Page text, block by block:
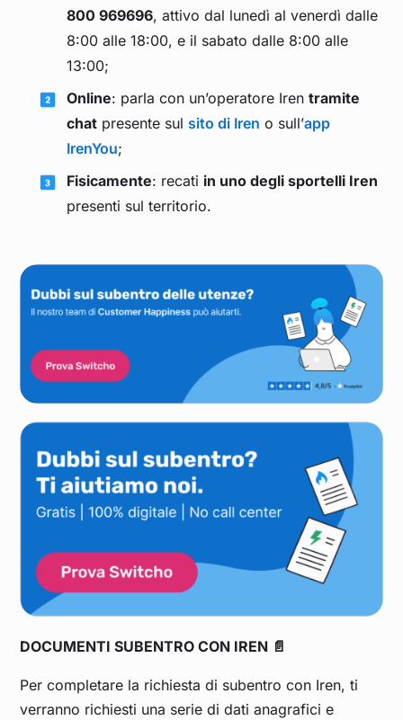
800 969696, attivo dal lunedì al venerdì dalle
8:00 alle 18:00, e il sabato dalle 8:00 alle
13:00;
Online: parla con un’operatore Iren tramite
chat presente sul sito di Iren o sull’app
IrenYou;
Fisicamente: recati in uno degli sportelli Iren
presenti sul territorio.
DOCUMENTI SUBENTRO CON IREN 📄
Per completare la richiesta di subentro con Iren, ti
verranno richiesti una serie di dati anagrafici e